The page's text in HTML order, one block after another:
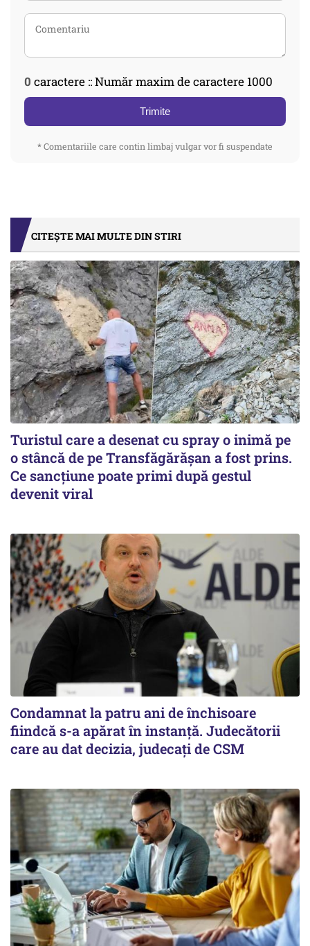
0 caractere :: Număr maxim de caractere 1000
Trimite
* Comentariile care contin limbaj vulgar vor fi suspendate
CITEȘTE MAI MULTE DIN STIRI
Turistul care a desenat cu spray o inimă pe
o stâncă de pe Transfăgărășan a fost prins.
Ce sancțiune poate primi după gestul
devenit viral
Condamnat la patru ani de închisoare
fiindcă s-a apărat în instanță. Judecătorii
care au dat decizia, judecați de CSM